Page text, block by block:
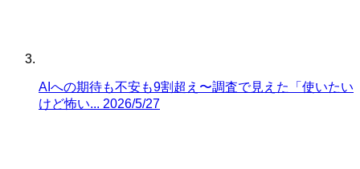
AIへの期待も不安も9割超え〜調査で見えた「使いたい
けど怖い... 2026/5/27